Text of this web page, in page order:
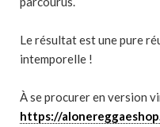
Le résultat est une pure
intemporelle !
À se procurer en version
https://